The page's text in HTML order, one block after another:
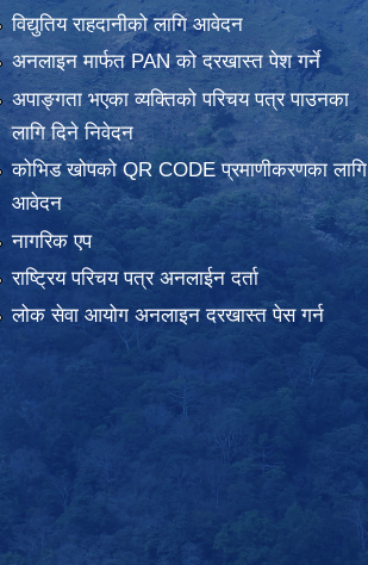
विद्युतिय राहदानीको लागि आवेदन
अनलाइन मार्फत PAN को दरखास्त पेश गर्ने
अपाङ्गता भएका व्यक्तिको परिचय पत्र पाउनका
लागि दिने निवेदन
कोभिड खोपको QR CODE प्रमाणीकरणका लागि
आवेदन
नागरिक एप
राष्ट्रिय परिचय पत्र अनलाईन दर्ता
लोक सेवा आयोग अनलाइन दरखास्त पेस गर्न